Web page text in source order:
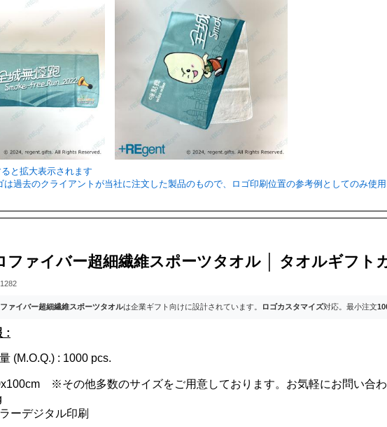
と拡大表示されます
は過去のクライアントが当社に注文した製品のもので、ロゴ印刷位置の参考例としてのみ使
ファイバー超細繊維スポーツタオル │ タオルギフト
ァイバー超細繊維スポーツタオルは企業ギフト向けに設計されています。 ロゴカスタマイズ対応。最小注文
:
(M.O.Q.) : 1000 pcs.
※その他多数のサイズをご用意しております。お気軽にお問い合
ーデジタル印刷